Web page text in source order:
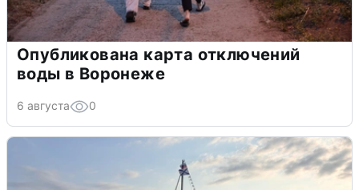
Опубликована карта отключений
воды в Воронеже
6 августа 0